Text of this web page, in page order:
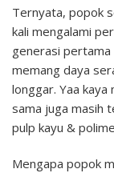
Ternyata, popok
kali mengalami
generasi pertama
memang daya
longgar. Yaa
sama juga masih
pulp kayu &
Mengapa popok